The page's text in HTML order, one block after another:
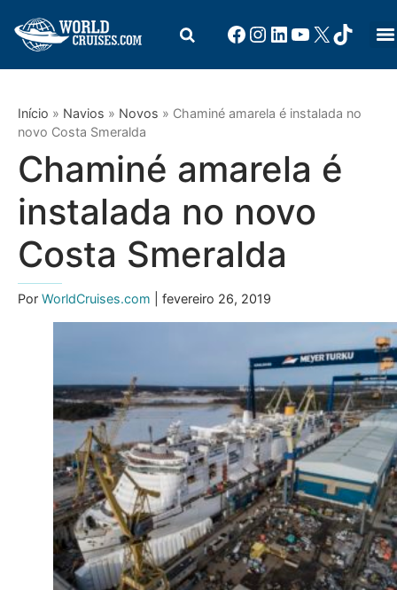
Início » Navios » Novos » Chaminé amarela é instalada no
novo Costa Smeralda
Chaminé amarela é
instalada no novo
Costa Smeralda
Por WorldCruises.com | fevereiro 26, 2019